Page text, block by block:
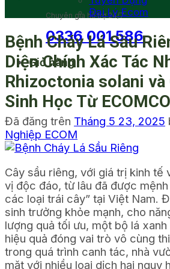
Chuyên gia hỗ trợ 24/7
0336 001 586
Giỏ hàng
Đại Lý Ecom
Bệnh Cháy Lá Sầu
Diện Chính Xác Tác
Rhizoctonia solani và
Sinh Học Từ ECOMCO
Đã đăng trên Tháng 5 23, 2025
Nghiệp ECOM
Cây sầu riêng, với giá trị kinh tế
vị độc đáo, từ lâu đã được mệnh
các loại trái cây” tại Việt Nam.
sinh trưởng khỏe mạnh, cho
lượng quả tối ưu, một bộ lá
hiệu quả đóng vai trò vô cùng
trong quá trình canh tác, nhà
mặt với nhiều loại dịch hại nguy